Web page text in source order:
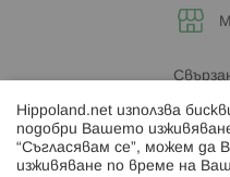
Hippoland.net използва
подобри Вашето
“Съгласявам се”, можем да
изживяване по време на